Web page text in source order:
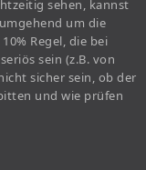
sehen, kannst
um die
Regel, die bei
sein (z.B. von
sicher sein, ob der
und wie prüfen